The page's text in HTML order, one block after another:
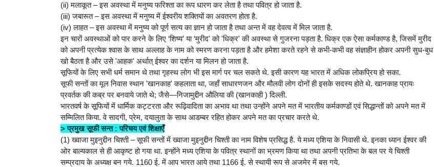
(ii) मलाकूत – इस अवस्था में मनुष्य फरिश्ता का रूप धारण कर लेता है तथा पवित्र हो जाता है.
(iii) जबारूत – इस अवस्था में मनुष्य में ईश्वरीय शक्तियों का अवतरण होता है.
(iv) लाहत – इस अवस्था में मनुष्य को पूर्ण सत्य का ज्ञान हो जाता है तथा अन्त में वह देवत्व में मिल जाता है.
इन चारों अवस्थाओं को पार करने के लिए ‘शिष्य’ या ‘मुरीद' को 'धिक्र' की अवस्था से गुजरना पड़ता है. धिक्र एक ऐसा कर्मकाण्ड है, जिसमें मुरीद
को अपनी प्रत्येक श्वास के साथ अल्लाह के नाम को स्मरण करना पड़ता है और हमेशा करते रहने से कभी-कभी वह संज्ञाहीन होकर अपनी सुध-बुध
खो बैठता है और उसे 'आहक' अर्थात् ईश्वर का दर्शन या मिलन हो जाता है.
सूफियों के लिए सभी धर्म समान थे तथा गृहस्थ लोग भी इस मार्ग पर चल सकते थे. इसी कारण यह भारत में अधिक लोकप्रिय हो सका.
सूफी सन्तों का मूल निवास स्थान 'खानकाह' कहलाता था, जहाँ साधारणजन और मौलवी लोग दोनों ही इसके सदस्य होते थे. खानकाह प्रायः
प्रवर्तक की कब्र पर बनवाये जाते थे; जैसे—निजामुद्दीन औलिया की (खानकाही ) दिल्ली.
भारतवर्ष के सूफियों में धार्मिक कट्टरता और रूढ़िवादिता का अभाव था तथा उन्होंने अपने मत में भारतीय कर्मकाण्डों एवं सिद्धान्तों को अपने मत में
सम्मिलित किया. वे सादगी, प्रेम, दयालुता के साथ आडम्बर रहित होकर अपने मत का प्रचार करते थे.
> प्रमुख सूफी सन्त : परिचय एवं शिक्षाएँ
(1) ख्वाजा मुइनुद्दीन चिश्ती – सूफी सन्तों में ख्वाजा मुइनुद्दीन चिश्ती का नाम विशेष प्रसिद्ध है. ये मध्य एशिया के निवासी थे. इनका ध्यान ईश्वर की
ओर बाल्यकाल से ही आकृष्ट हो गया था. इन्होंने मध्य एशिया के पवित्र स्थानों का भ्रमण किया था तथा अपनी प्रतिभा के बल पर ये चिश्ती
सम्प्रदाय के अध्यक्ष बन गये. 1160 ई. में आप भारत आये तथा 1166 ई. से स्थायी रूप से अजमेर में बस गये.